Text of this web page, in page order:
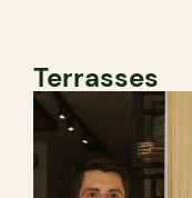
Terrasses